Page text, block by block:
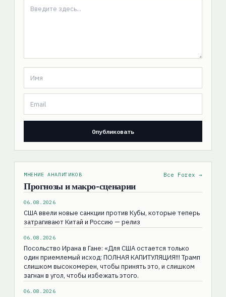
МНЕНИЕ АНАЛИТИКОВ
Прогнозы и макро-сценарии
Все Forex →
06.08.2026
США ввели новые санкции против Кубы, которые теперь
затрагивают Китай и Россию — релиз
06.08.2026
Посольство Ирана в Гане: «Для США остаeтся только
один приемлемый исход: ПОЛНАЯ КАПИТУЛЯЦИЯ!!! Трамп
слишком высокомерен, чтобы принять это, и слишком
загнан в угол, чтобы избежать этого.
06.08.2026